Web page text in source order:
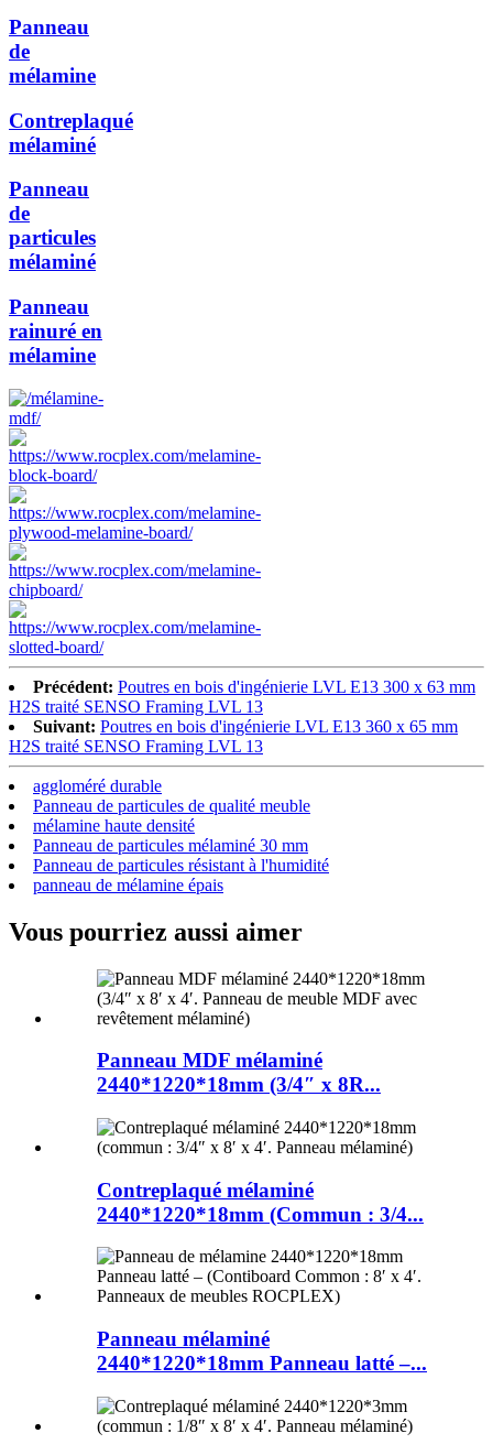
Panneau
de
mélamine
Contreplaqué
mélaminé
Panneau
de
particules
mélaminé
Panneau
rainuré en
mélamine
Précédent: Poutres en bois d'ingénierie LVL E13 300 x 63 mm
H2S traité SENSO Framing LVL 13
Suivant: Poutres en bois d'ingénierie LVL E13 360 x 65 mm
H2S traité SENSO Framing LVL 13
aggloméré durable
Panneau de particules de qualité meuble
mélamine haute densité
Panneau de particules mélaminé 30 mm
Panneau de particules résistant à l'humidité
panneau de mélamine épais
Vous pourriez aussi aimer
Panneau MDF mélaminé
2440*1220*18mm (3/4″ x 8R...
Contreplaqué mélaminé
2440*1220*18mm (Commun : 3/4...
Panneau mélaminé
2440*1220*18mm Panneau latté –...